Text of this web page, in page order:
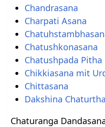
Chandrasana
Charpati Asana
Chatushkonasana
Chatushpada Pitha
Chikkiasana mit
Chittasana
Dakshina
Chaturanga